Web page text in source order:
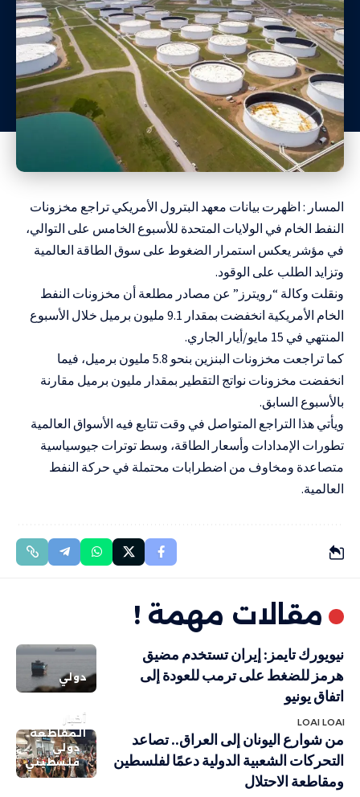
المسار : اظهرت بيانات معهد البترول الأمريكي تراجع مخزونات
النفط الخام في الولايات المتحدة للأسبوع الخامس على التوالي،
في مؤشر يعكس استمرار الضغوط على سوق الطاقة العالمية
وتزايد الطلب على الوقود.
ونقلت وكالة “رويترز” عن مصادر مطلعة أن مخزونات النفط
الخام الأمريكية انخفضت بمقدار 9.1 مليون برميل خلال الأسبوع
المنتهي في 15 مايو/أيار الجاري.
كما تراجعت مخزونات البنزين بنحو 5.8 مليون برميل، فيما
انخفضت مخزونات نواتج التقطير بمقدار مليون برميل مقارنة
بالأسبوع السابق.
ويأتي هذا التراجع المتواصل في وقت تتابع فيه الأسواق العالمية
تطورات الإمدادات وأسعار الطاقة، وسط توترات جيوسياسية
متصاعدة ومخاوف من اضطرابات محتملة في حركة النفط
العالمية.
مقالات مهمة !
دولي
نيويورك تايمز: إيران تستخدم مضيق
هرمز للضغط على ترمب للعودة إلى
اتفاق يونيو
LOAI LOAI
أخبار
المقاطعة
دولي
فلسطيني
من شوارع اليونان إلى العراق.. تصاعد
التحركات الشعبية الدولية دعمًا لفلسطين
ومقاطعة الاحتلال